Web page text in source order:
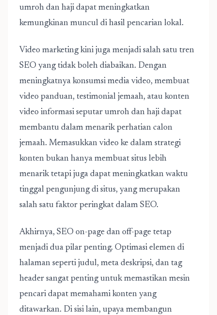
umroh dan haji dapat meningkatkan
kemungkinan muncul di hasil pencarian lokal.
Video marketing kini juga menjadi salah satu tren
SEO yang tidak boleh diabaikan. Dengan
meningkatnya konsumsi media video, membuat
video panduan, testimonial jemaah, atau konten
video informasi seputar umroh dan haji dapat
membantu dalam menarik perhatian calon
jemaah. Memasukkan video ke dalam strategi
konten bukan hanya membuat situs lebih
menarik tetapi juga dapat meningkatkan waktu
tinggal pengunjung di situs, yang merupakan
salah satu faktor peringkat dalam SEO.
Akhirnya, SEO on-page dan off-page tetap
menjadi dua pilar penting. Optimasi elemen di
halaman seperti judul, meta deskripsi, dan tag
header sangat penting untuk memastikan mesin
pencari dapat memahami konten yang
ditawarkan. Di sisi lain, upaya membangun